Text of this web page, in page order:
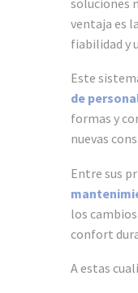
ventaja es la
fiabilidad y
Este
de
formas y
nuevas
Entre sus
los
confort
A estas